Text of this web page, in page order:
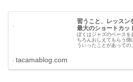
習うこと、レッスン
最大のショートカッ
ぼくはジャズのベースを
ちろんおしえてもらう
ういったことがあっての
tacamablog.com